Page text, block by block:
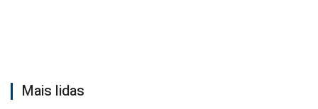
Mais lidas